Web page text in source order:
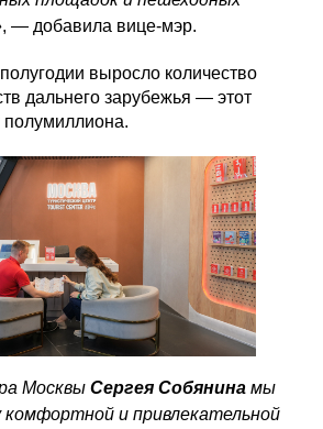
, — добавила вице-мэр.
выросло количество
дальнего зарубежья — этот
полумиллиона.
Москвы Сергея Собянина мы
комфортной и привлекательной